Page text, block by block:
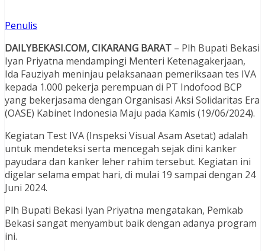
Penulis
DAILYBEKASI.COM, CIKARANG BARAT – Plh Bupati Bekasi
Iyan Priyatna mendampingi Menteri Ketenagakerjaan,
Ida Fauziyah meninjau pelaksanaan pemeriksaan tes IVA
kepada 1.000 pekerja perempuan di PT Indofood BCP
yang bekerjasama dengan Organisasi Aksi Solidaritas Era
(OASE) Kabinet Indonesia Maju pada Kamis (19/06/2024).
Kegiatan Test IVA (Inspeksi Visual Asam Asetat) adalah
untuk mendeteksi serta mencegah sejak dini kanker
payudara dan kanker leher rahim tersebut. Kegiatan ini
digelar selama empat hari, di mulai 19 sampai dengan 24
Juni 2024.
Plh Bupati Bekasi Iyan Priyatna mengatakan, Pemkab
Bekasi sangat menyambut baik dengan adanya program
ini.